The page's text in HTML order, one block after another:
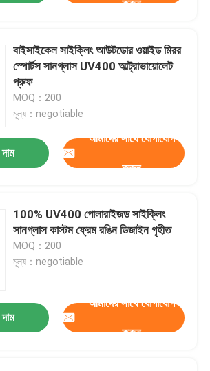
করুন
বাইসাইকেল সাইক্লিং আউটডোর ওয়াইড মিরর
স্পোর্টস সানগ্লাস UV400 আল্ট্রাভায়োলেট
প্রুফ
MOQ：200
মূল্য：negotiable
আমাদের সাথে যোগাযোগ
করুন
100% UV400 পোলারাইজড সাইক্লিং
সানগ্লাস কাস্টম ফ্রেম রঙিন ডিজাইন গৃহীত
MOQ：200
মূল্য：negotiable
আমাদের সাথে যোগাযোগ
করুন